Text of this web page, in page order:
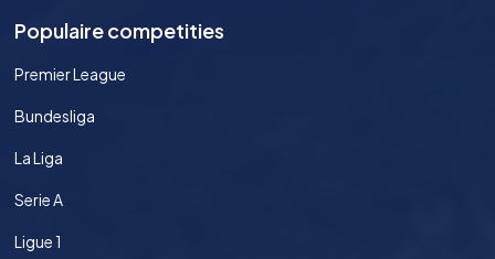
Populaire competities
Premier League
Bundesliga
La Liga
Serie A
Ligue 1